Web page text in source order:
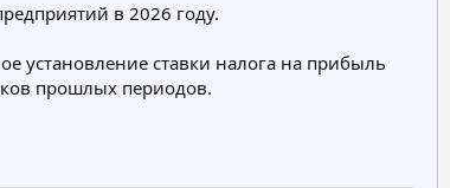
в 2026 году.
установление ставки налога на прибыль
прошлых периодов.